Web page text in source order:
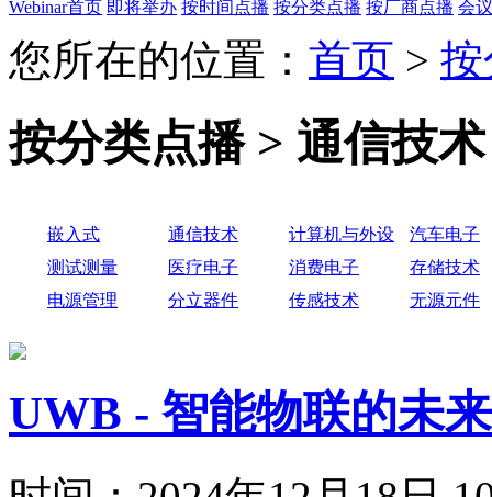
Webinar首页 即将举办 按时间点播 按分类点播 按厂商点播 会
您所在的位置： 首页 >
按分类点播 > 通信技术
嵌入式 通信技术 计算机与外设
汽车电子
测试测量
医疗电子 消费电子
存储技术
电源管理
分立器件 传感技术 无源元件
UWB - 智能物联的未